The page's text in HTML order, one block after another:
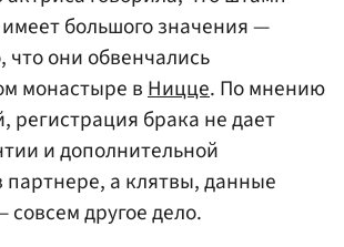
большого значения —
что они обвенчались
монастыре в Ницце. По мнению
регистрация брака не дает
и дополнительной
партнере, а клятвы, данные
другое дело.